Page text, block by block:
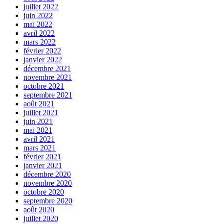
juillet 2022
juin 2022
mai 2022
avril 2022
mars 2022
février 2022
janvier 2022
décembre 2021
novembre 2021
octobre 2021
septembre 2021
août 2021
juillet 2021
juin 2021
mai 2021
avril 2021
mars 2021
février 2021
janvier 2021
décembre 2020
novembre 2020
octobre 2020
septembre 2020
août 2020
juillet 2020